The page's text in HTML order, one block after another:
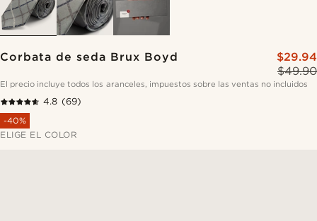
Corbata de seda Brux Boyd
$49.90
$29.94
El precio incluye todos los aranceles, impuestos sobre las ventas no incluidos
4.8 (69)
-40%
ELIGE EL COLOR